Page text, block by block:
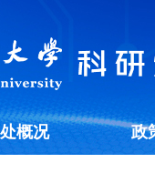
概况 政